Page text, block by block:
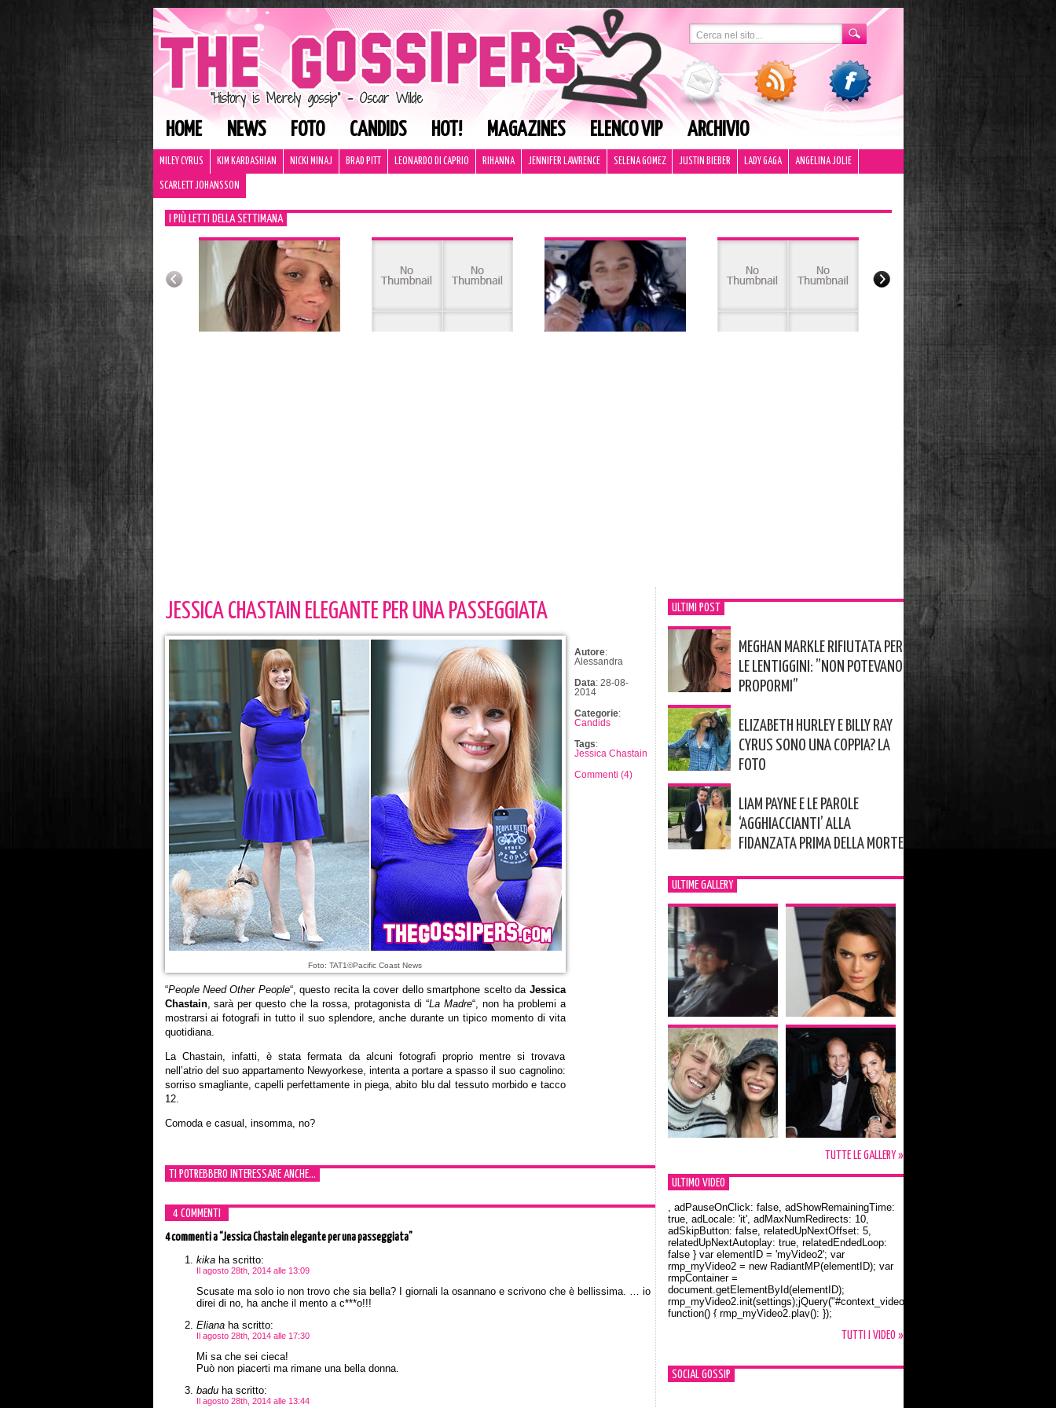
HOME NEWS FOTO CANDIDS HOT! MAGAZINES ELENCO VIP ARCHIVIO
MILEY CYRUS KIM KARDASHIAN NICKI MINAJ BRAD PITT LEONARDO DI CAPRIO RIHANNA JENNIFER LAWRENCE SELENA GOMEZ JUSTIN BIEBER LADY GAGA ANGELINA JOLIE
SCARLETT JOHANSSON
I PIÙ LETTI DELLA SETTIMANA
JESSICA CHASTAIN ELEGANTE PER UNA PASSEGGIATA
Foto: TAT1©Pacific Coast News
“People Need Other People“, questo recita la cover dello smartphone scelto da Jessica
Chastain, sarà per questo che la rossa, protagonista di “La Madre“, non ha problemi a
mostrarsi ai fotografi in tutto il suo splendore, anche durante un tipico momento di vita
quotidiana.
La Chastain, infatti, è stata fermata da alcuni fotografi proprio mentre si trovava
nell’atrio del suo appartamento Newyorkese, intenta a portare a spasso il suo cagnolino:
sorriso smagliante, capelli perfettamente in piega, abito blu dal tessuto morbido e tacco
12.
Comoda e casual, insomma, no?
Autore:
Alessandra
Data: 28-08-
2014
Categorie:
Candids
Tags:
Jessica Chastain
Commenti (4)
TI POTREBBERO INTERESSARE ANCHE...
4 COMMENTI
4 commentia “Jessica Chastain elegante per una passeggiata”
kikaha scritto:
Il agosto 28th, 2014 alle 13:09
Scusate ma solo io non trovo che sia bella? I giornali la osannano e scrivono che è bellissima. … io
direi di no, ha anche il mento a c***o!!!
Elianaha scritto:
Il agosto 28th, 2014 alle 17:30
Mi sa che sei cieca!
Può non piacerti ma rimane una bella donna.
baduha scritto:
Il agosto 28th, 2014 alle 13:44
ULTIMI POST
MEGHAN MARKLE RIFIUTATA PER
LE LENTIGGINI: ”NON POTEVANO
PROPORMI”
ELIZABETH HURLEY E BILLY RAY
CYRUS SONO UNA COPPIA? LA
FOTO
LIAM PAYNE E LE PAROLE
‘AGGHIACCIANTI’ ALLA
FIDANZATA PRIMA DELLA MORTE
ULTIME GALLERY
TUTTE LE GALLERY »
ULTIMO VIDEO
Orlando Bloom e la t-shirt dedicata a Flynn
, adPauseOnClick: false, adShowRemainingTime:
true, adLocale: 'it', adMaxNumRedirects: 10,
adSkipButton: false, relatedUpNextOffset: 5,
relatedUpNextAutoplay: true, relatedEndedLoop:
false } var elementID = 'myVideo2'; var
rmp_myVideo2 = new RadiantMP(elementID); var
rmpContainer =
document.getElementById(elementID);
rmp_myVideo2.init(settings);jQuery("#context_video2").one("mouseover",
function() { rmp_myVideo2.play(); });
TUTTI I VIDEO »
SOCIAL GOSSIP